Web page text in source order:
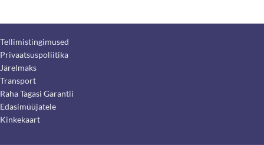
Tellimistingimused
Privaatsuspoliitika
Järelmaks
Transport
Raha Tagasi Garantii
Edasimüüjatele
Kinkekaart